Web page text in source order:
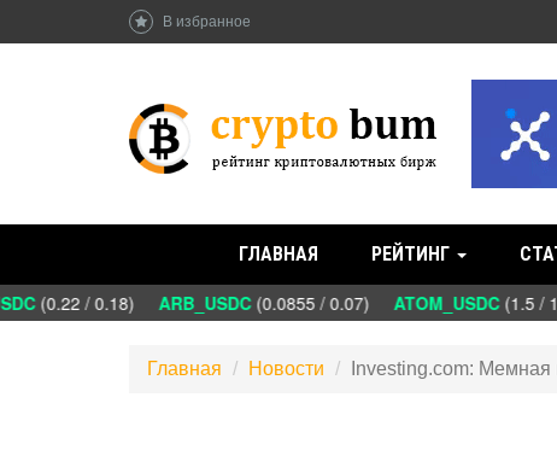
В избранное
ГЛАВНАЯ РЕЙТИНГ
(0.22 / 0.18) ARB_USDC(0.0855 / 0.07) ATOM_USDC(1.5 /
Главная Новости Investing.com: